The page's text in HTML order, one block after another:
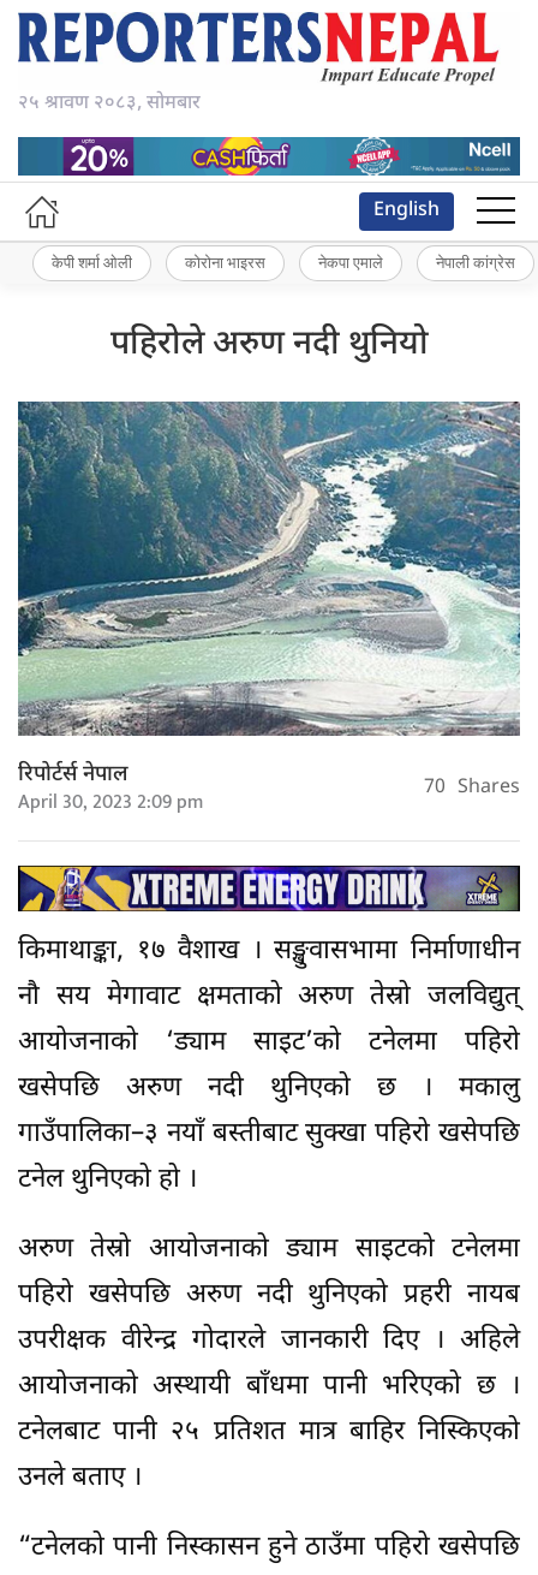
२५ श्रावण २०८३, सोमबार
English
केपी शर्मा ओली कोरोना भाइरस नेकपा एमाले नेपाली कांग्रेस
पहिरोले अरुण नदी थुनियो
रिपोर्टर्स नेपाल
April 30, 2023 2:09 pm 70 Shares
किमाथाङ्का, १७ वैशाख । सङ्खुवासभामा निर्माणाधीन
नौ सय मेगावाट क्षमताको अरुण तेस्रो जलविद्युत्
आयोजनाको ‘ड्याम साइट’को टनेलमा पहिरो
खसेपछि अरुण नदी थुनिएको छ । मकालु
गाउँपालिका–३ नयाँ बस्तीबाट सुक्खा पहिरो खसेपछि
टनेल थुनिएको हो ।
अरुण तेस्रो आयोजनाको ड्याम साइटको टनेलमा
पहिरो खसेपछि अरुण नदी थुनिएको प्रहरी नायब
उपरीक्षक वीरेन्द्र गोदारले जानकारी दिए । अहिले
आयोजनाको अस्थायी बाँधमा पानी भरिएको छ ।
टनेलबाट पानी २५ प्रतिशत मात्र बाहिर निस्किएको
उनले बताए ।
“टनेलको पानी निस्कासन हुने ठाउँमा पहिरो खसेपछि